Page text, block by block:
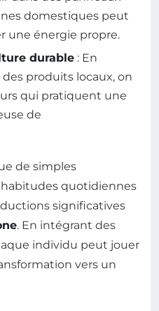
domestiques peut
une énergie propre.
durable : En
produits locaux, on
qui pratiquent une
de
de simples
quotidiennes
significatives
. En intégrant des
individu peut jouer
vers un